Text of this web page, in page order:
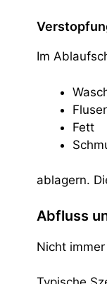
Im
Fett
ablagern.
Abfluss
Nicht